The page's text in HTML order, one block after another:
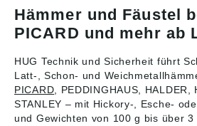
Hämmer und Fäustel
PICARD und mehr ab
HUG Technik und Sicherheit führt
Latt-, Schon- und
PICARD , PEDDINGHAUS, HALDER,
STANLEY – mit Hickory-, Esche-
und Gewichten von 100 g bis über 3